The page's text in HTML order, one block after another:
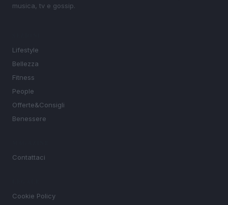
musica, tv e gossip.
Lifestyle
Bellezza
Fitness
People
Offerte&Consigli
Benessere
Contattaci
Cookie Policy